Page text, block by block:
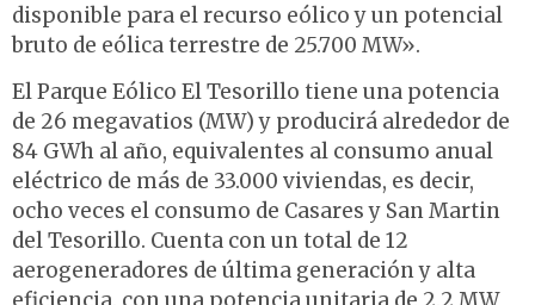
disponible para el recurso eólico y un potencial
bruto de eólica terrestre de 25.700 MW».
El Parque Eólico El Tesorillo tiene una potencia
de 26 megavatios (MW) y producirá alrededor de
84 GWh al año, equivalentes al consumo anual
eléctrico de más de 33.000 viviendas, es decir,
ocho veces el consumo de Casares y San Martin
del Tesorillo. Cuenta con un total de 12
aerogeneradores de última generación y alta